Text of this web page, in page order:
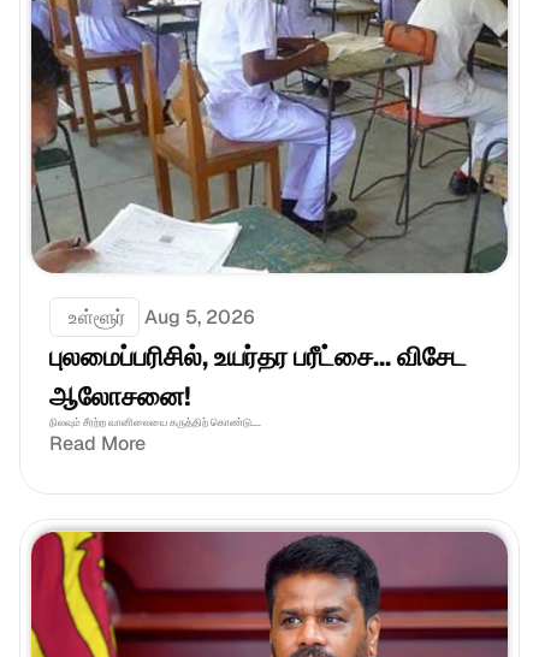
உள்ளூர் Aug 5, 2026
புலமைப்பரிசில், உயர்தர பரீட்சை... விசேட
ஆலோசனை!
நிலவும் சீரற்ற வானிலையை கருத்திற் கொண்டு....
Read More